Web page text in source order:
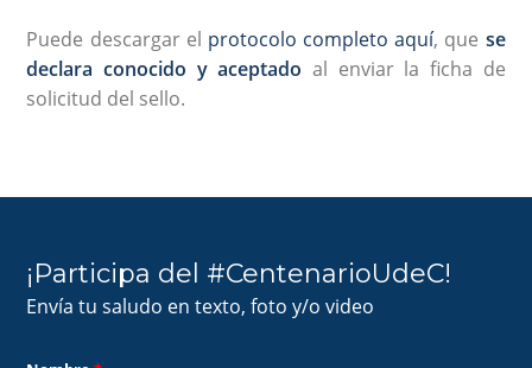
Puede descargar el protocolo completo aquí, que se
declara conocido y aceptado al enviar la ficha de
solicitud del sello.
¡Participa del #CentenarioUdeC!
Envía tu saludo en texto, foto y/o video